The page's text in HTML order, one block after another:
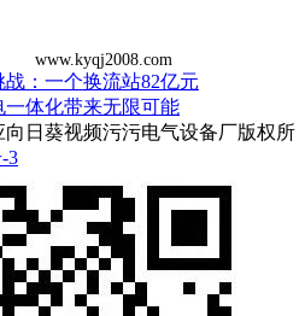
www.kyqj2008.com
：一个换流站82亿元
体化带来无限可能
向日葵视频污污电气设备厂版权所
3